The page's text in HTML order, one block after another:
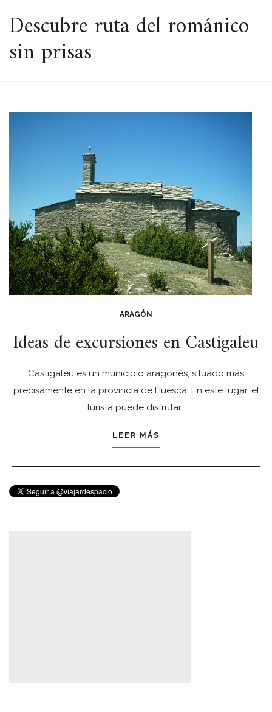
ESPACIO
Descubre ruta del románico
sin prisas
ARAGÓN
Ideas de excursiones en Castigaleu
Castigaleu es un municipio aragonés, situado más
precisamente en la provincia de Huesca. En este lugar, el
turista puede disfrutar…
LEER MÁS